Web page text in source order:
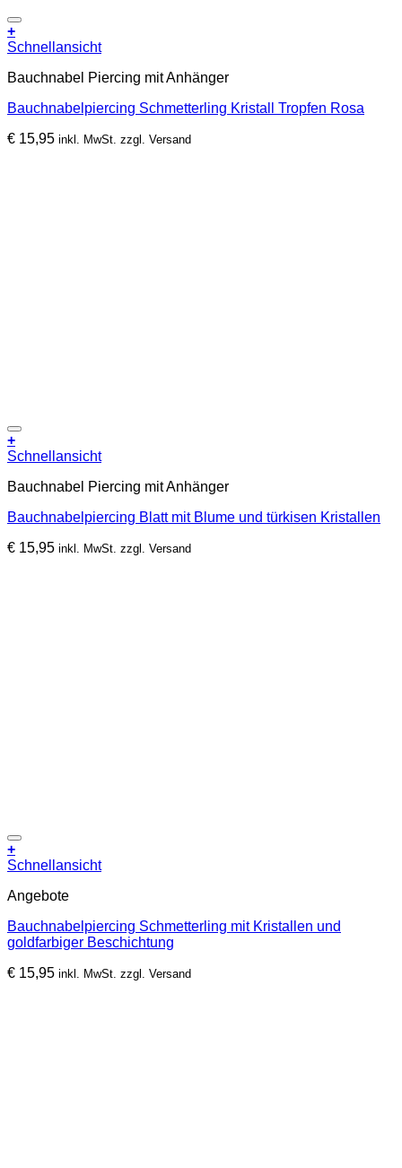
+
Schnellansicht
Bauchnabel Piercing mit Anhänger
Bauchnabelpiercing Schmetterling Kristall Tropfen Rosa
€ 15,95 inkl. MwSt. zzgl. Versand
+
Schnellansicht
Bauchnabel Piercing mit Anhänger
Bauchnabelpiercing Blatt mit Blume und türkisen Kristallen
€ 15,95 inkl. MwSt. zzgl. Versand
+
Schnellansicht
Angebote
Bauchnabelpiercing Schmetterling mit Kristallen und
goldfarbiger Beschichtung
€ 15,95 inkl. MwSt. zzgl. Versand